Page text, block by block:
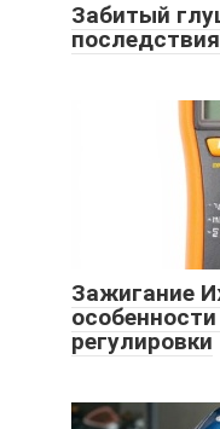
Забитый
Зажигание
регулировки